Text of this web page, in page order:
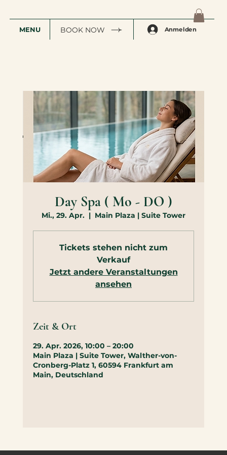
MENU BOOK NOW Anmelden
Day Spa ( Mo - DO )
Mi., 29. Apr.
  |
Main Plaza | Suite Tower
Tickets stehen nicht zum
Verkauf
Jetzt andere Veranstaltungen
ansehen
Zeit & Ort
29. Apr. 2026, 10:00 – 20:00
Main Plaza | Suite Tower, Walther-von-
Cronberg-Platz 1, 60594 Frankfurt am
Main, Deutschland